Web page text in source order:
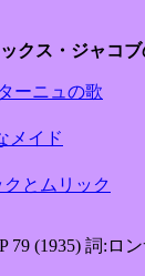
クス・ジャコ
ーニュの歌
メイド
とムリック
79 (1935) 詞:ロ